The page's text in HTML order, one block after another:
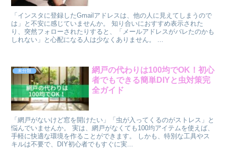
「インスタに登録したGmailアドレスは、他の人に見えてしまうので
は」と不安に感じていませんか。 知り合いにおすすめ表示された
り、突然フォローされたりすると、「メールアドレスがバレたのかも
しれない」と心配になる人は少なくありません。 ...
未分類
網戸の代わりは100均でOK！初心
者でもできる簡単DIYと虫対策完
全ガイド
「網戸がないけど窓を開けたい」「虫が入ってくるのがストレス」と
悩んでいませんか。 実は、網戸がなくても100均アイテムを使えば、
手軽に快適な環境を作ることができます。 しかも、特別な工具やス
キルは不要で、DIY初心者でもすぐに実...